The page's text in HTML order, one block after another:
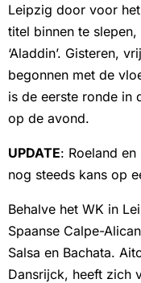
Leipzig door voor
titel binnen te
‘Aladdin’. Gisteren,
begonnen met de
is de eerste ronde in
op de avond.
UPDATE: Roeland
nog steeds kans op
Behalve het WK in
Spaanse Calpe-
Salsa en Bachata.
Dansrijck, heeft zich